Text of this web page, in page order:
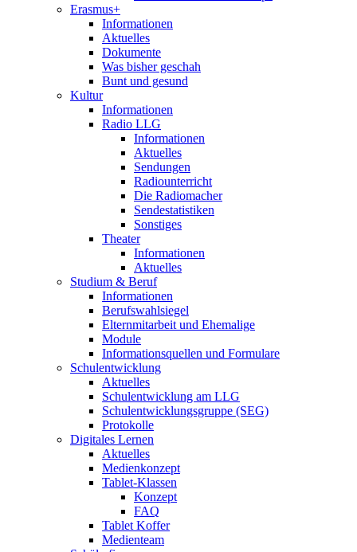
Erasmus+
Informationen
Aktuelles
Dokumente
Was bisher geschah
Bunt und gesund
Kultur
Informationen
Radio LLG
Informationen
Aktuelles
Sendungen
Radiounterricht
Die Radiomacher
Sendestatistiken
Sonstiges
Theater
Informationen
Aktuelles
Studium & Beruf
Informationen
Berufswahlsiegel
Elternmitarbeit und Ehemalige
Module
Informationsquellen und Formulare
Schulentwicklung
Aktuelles
Schulentwicklung am LLG
Schulentwicklungsgruppe (SEG)
Protokolle
Digitales Lernen
Aktuelles
Medienkonzept
Tablet-Klassen
Konzept
FAQ
Tablet Koffer
Medienteam